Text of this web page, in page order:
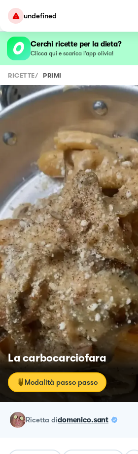
undefined
Cerchi ricette per la dieta?
Clicca qui e scarica l’app olivia!
RICETTE/ PRIMI
La carbocarciofara
Modalità passo passo
ricetta didomenico.sant